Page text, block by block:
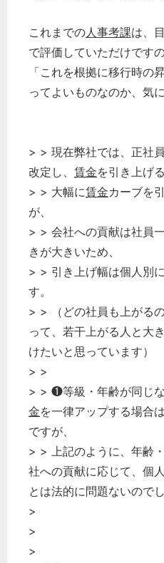
これまでの人事考課は、
で評価していただけですの
「これを根拠に移行時の
ってよいものなのか、気
> > 現在弊社では、正社
改定し、 賃金を引き上げ
> > 大幅に賃金カーブを
が、
> > 会社への貢献は社員
きが大きいため、
> > 引き上げ幅は個人別
す。
> > （どの社員も上がる
って、若干上がる人と大
けたいと思っています）
> >
> > ❶等級・年齢が同じ
金を一律アップする場合
ですが、
> > 上記のように、年齢
社への貢献に応じて、個
とは法的に問題ないので
>
>
>